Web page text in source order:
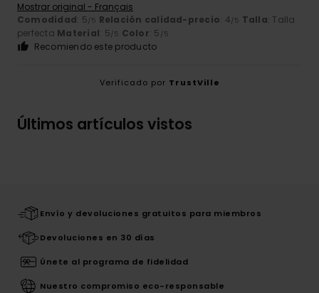
Mostrar original - Français
Comodidad: 5/5 Relación calidad-precio: 4/5 Talla: Talla
perfecta Material: 5/5 Color: 5 /5
Recomiendo este producto
Verificado por TrustVille
Últimos artículos vistos
Envío y devoluciones gratuitos para miembros
Devoluciones en 30 días
Únete al programa de fidelidad
Nuestro compromiso eco-responsable